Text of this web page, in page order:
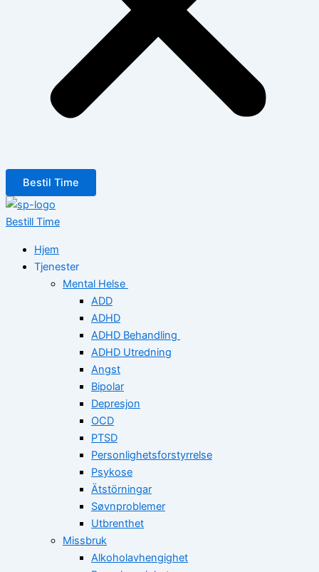
Bestil Time
Bestill Time
Hjem
Tjenester
Mental Helse
ADD
ADHD
ADHD Behandling
ADHD Utredning
Angst
Bipolar
Depresjon
OCD
PTSD
Personlighetsforstyrrelse
Psykose
Ätstörningar
Søvnproblemer
Utbrenthet
Missbruk
Alkoholavhengighet